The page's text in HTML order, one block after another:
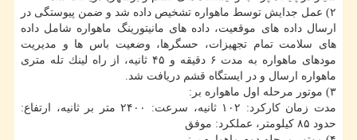
‏۲) عمل جدایش توسط ماهواره تشخیص داده شد و ضمن پیوستگی در
ارسال داده های موقعیت، داده های مانیتورینگ ماهواره شامل داده
های سلامت تمام تجهیزات، حسگرها، وضعیت باس ها و مدیریت
مودهای ماهواره به مدت ۶ دقیقه و ۴۵ ثانیه، از راه لینك تله متری
ماهواره ارسال و در ایستگاه قشم دریافت شد.
مدت زمان كاركرد: ۱۰۲ ثانیه، سرعت: ۲۴۰۰ متر بر ثانیه، ارتفاع:
حدود ۸۵ كیلومتر، عملكرد: موفق